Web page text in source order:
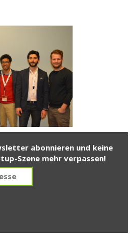
abonnieren und keine
Szene mehr verpassen!